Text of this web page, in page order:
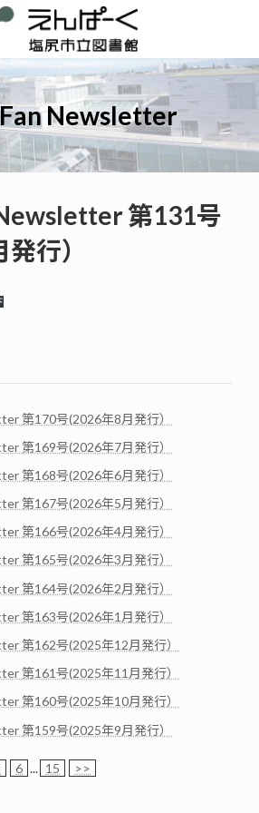
Newsletter
第131号
行）
第170号(2026年8月発行）
第169号(2026年7月発行）
第168号(2026年6月発行）
第167号(2026年5月発行）
第166号(2026年4月発行）
第165号(2026年3月発行）
第164号(2026年2月発行）
第163号(2026年1月発行）
第162号(2025年12月発行）
第161号(2025年11月発行）
第160号(2025年10月発行）
第159号(2025年9月発行）
6 ... 15 >>